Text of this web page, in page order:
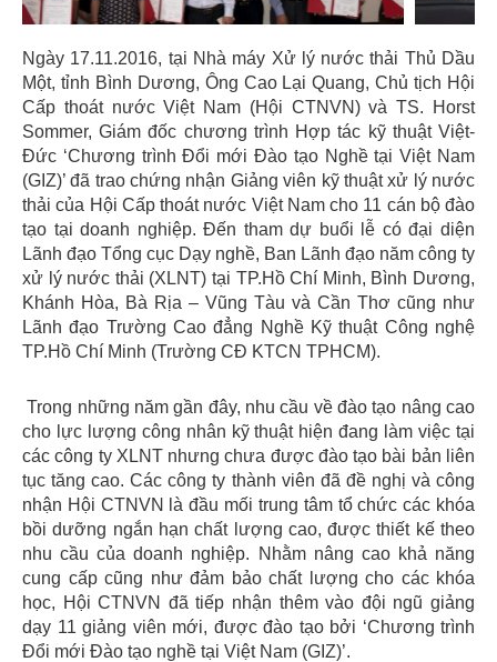
Ngày 17.11.2016, tại Nhà máy Xử lý nước thải Thủ Dầu
Một, tỉnh Bình Dương, Ông Cao Lại Quang, Chủ tịch Hội
Cấp thoát nước Việt Nam (Hội CTNVN) và TS. Horst
Sommer, Giám đốc chương trình Hợp tác kỹ thuật Việt-
Đức ‘Chương trình Đổi mới Đào tạo Nghề tại Việt Nam
(GIZ)’ đã trao chứng nhận Giảng viên kỹ thuật xử lý nước
thải của Hội Cấp thoát nước Việt Nam cho 11 cán bộ đào
tạo tại doanh nghiệp. Đến tham dự buổi lễ có đại diện
Lãnh đạo Tổng cục Dạy nghề, Ban Lãnh đạo năm công ty
xử lý nước thải (XLNT) tại TP.Hồ Chí Minh, Bình Dương,
Khánh Hòa, Bà Rịa – Vũng Tàu và Cần Thơ cũng như
Lãnh đạo Trường Cao đẳng Nghề Kỹ thuật Công nghệ
TP.Hồ Chí Minh (Trường CĐ KTCN TPHCM).
Trong những năm gần đây, nhu cầu về đào tạo nâng cao
cho lực lượng công nhân kỹ thuật hiện đang làm việc tại
các công ty XLNT nhưng chưa được đào tạo bài bản liên
tục tăng cao. Các công ty thành viên đã đề nghị và công
nhận Hội CTNVN là đầu mối trung tâm tổ chức các khóa
bồi dưỡng ngắn hạn chất lượng cao, được thiết kế theo
nhu cầu của doanh nghiệp. Nhằm nâng cao khả năng
cung cấp cũng như đảm bảo chất lượng cho các khóa
học, Hội CTNVN đã tiếp nhận thêm vào đội ngũ giảng
dạy 11 giảng viên mới, được đào tạo bởi ‘Chương trình
Đổi mới Đào tạo nghề tại Việt Nam (GIZ)’.